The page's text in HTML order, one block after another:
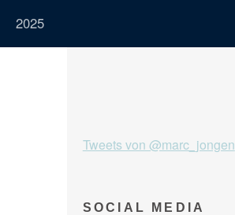
2025
Tweets von @marc_jongen
SOCIAL MEDIA